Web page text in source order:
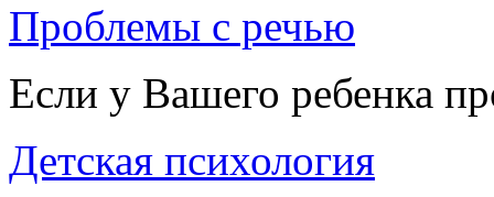
Проблемы с речью
Если у Вашего ребенка
Детская психология